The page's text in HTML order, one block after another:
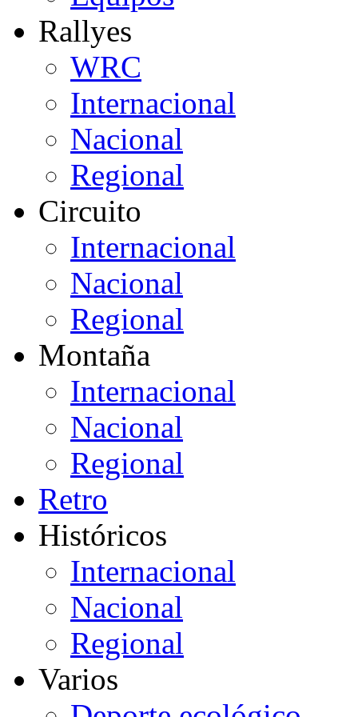
Rallyes
WRC
Internacional
Nacional
Regional
Circuito
Internacional
Nacional
Regional
Montaña
Internacional
Nacional
Regional
Retro
Históricos
Internacional
Nacional
Regional
Varios